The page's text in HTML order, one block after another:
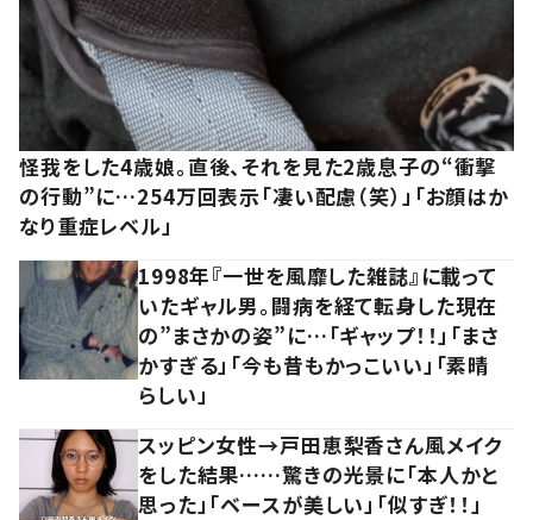
怪我をした4歳娘。直後、それを見た2歳息子の“衝撃
の行動”に…254万回表示「凄い配慮（笑）」「お顔はか
なり重症レベル」
1998年『一世を風靡した雑誌』に載って
いたギャル男。闘病を経て転身した現在
の”まさかの姿”に…「ギャップ！！」「まさ
かすぎる」「今も昔もかっこいい」「素晴
らしい」
スッピン女性→戸田恵梨香さん風メイク
をした結果……驚きの光景に「本人かと
思った」「ベースが美しい」「似すぎ！！」